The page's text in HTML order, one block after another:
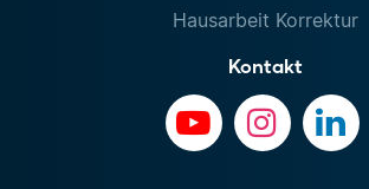
Hausarbeit Korrektur
Kontakt